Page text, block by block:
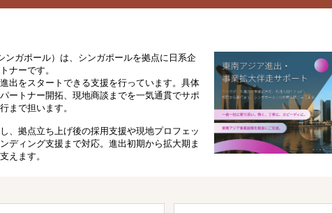
ガポール）は、シンガポールを拠点に日系企
ナーです。
出をスタートできる支援を行っています。具体
ートナー開拓、現地商談までを一気通貫でサポ
まで担います。
、拠点立ち上げ後の採用支援や現地プロフェッ
ディング支援まで対応。進出初期から拡大期ま
えます。